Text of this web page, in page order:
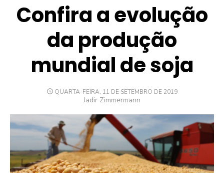
Confira a evolução
da produção
mundial de soja
POSTED
QUARTA-FEIRA, 11 DE SETEMBRO DE 2019
Author
Jadir Zimmermann